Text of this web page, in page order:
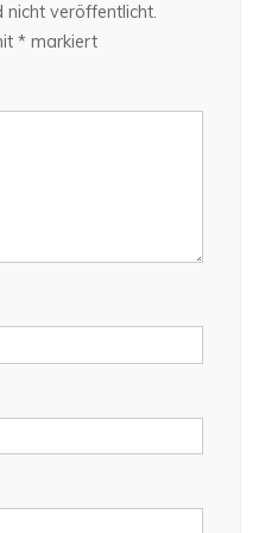
nicht veröffentlicht.
* markiert